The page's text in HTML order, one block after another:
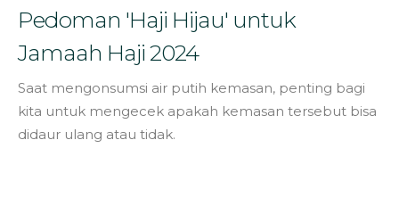
Pedoman 'Haji Hijau' untuk
Jamaah Haji 2024
Saat mengonsumsi air putih kemasan, penting bagi
kita untuk mengecek apakah kemasan tersebut bisa
didaur ulang atau tidak.